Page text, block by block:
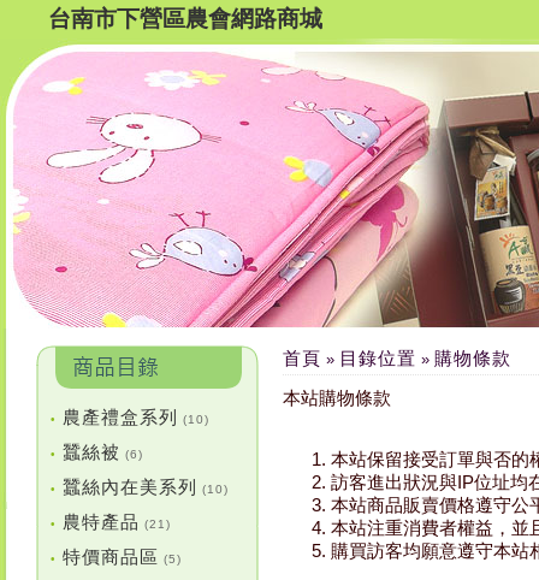
台南市下營區農會網路商城
• 農產禮盒系列 (10)
• 蠶絲被 (6)
• 蠶絲內在美系列 (10)
• 農特產品 (21)
• 特價商品區 (5)
首頁 » 目錄位置 » 購物條款
本站購物條款
本站保留接受訂單與否的
訪客進出狀況與IP位址均
本站商品販賣價格遵守公
本站注重消費者權益，並
購買訪客均願意遵守本站